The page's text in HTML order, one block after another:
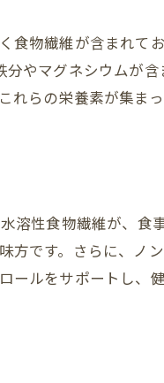
食物繊維が含まれて
やマグネシウムが
れらの栄養素が集ま
溶性食物繊維が、食
方です。さらに、ノ
ールをサポートし、